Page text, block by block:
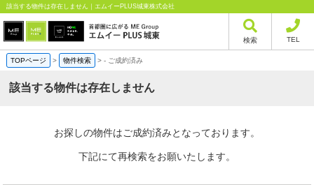
該当する物件は存在しません｜エムイーPLUS城東株式会社
検索 TEL
TOPページ > 物件検索 >- ご成約済み
該当する物件は存在しません
お探しの物件はご成約済みとなっております。
下記にて再検索をお願いたします。